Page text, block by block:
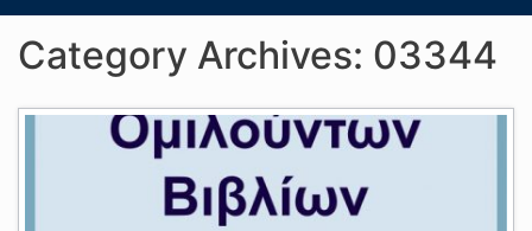
Category Archives: 03344